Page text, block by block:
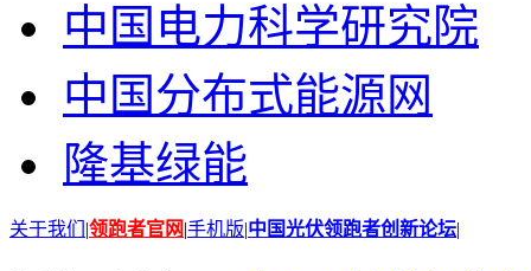
中国电力科学研究院
中国分布式能源网
隆基绿能
关于我们 |领跑者官网|手机版|中国光伏领跑者创新论坛|